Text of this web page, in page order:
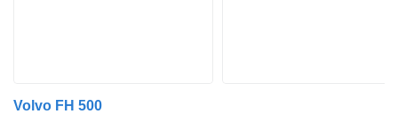
Volvo FH 500